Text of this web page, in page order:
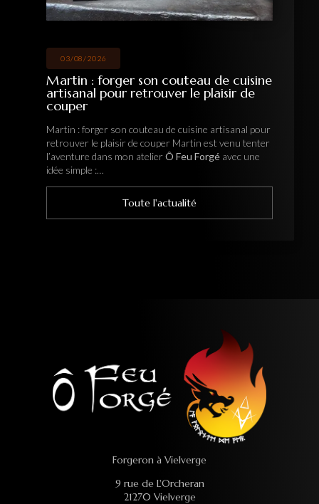
03/08/2026
Martin : forger son couteau de cuisine
artisanal pour retrouver le plaisir de
couper
Martin : forger son couteau de cuisine artisanal pour
retrouver le plaisir de couper Martin est venu tenter
l’aventure dans mon atelierÔ Feu Forgé avec une
idée simple :…
Toute l'actualité
Forgeron à Vielverge
9 rue de L'Orcheran
21270 Vielverge